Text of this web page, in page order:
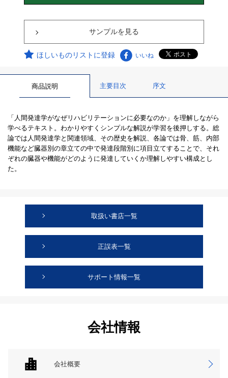
サンプルを見る
ほしいものリストに登録 いいね
商品説明 主要目次 序文
「人間発達学がなぜリハビリテーションに必要なのか」を理解しながら
学べるテキスト。わかりやすくシンプルな解説が学習を後押しする。総
論では人間発達学と関連領域、その歴史を解説、各論では骨、筋、内部
機能など臓器別の章立ての中で発達段階別に項目立てすることで、それ
ぞれの臓器や機能がどのように発達していくか理解しやすい構成とし
た。
取扱い書店一覧
正誤表一覧
サポート情報一覧
会社情報
会社概要